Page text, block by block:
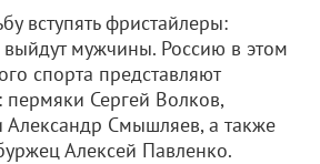
вступять фристайлеры:
выйдут мужчины. Россию в этом
спорта представляют
пермяки Сергей Волков,
Смышляев, а также
Алексей Павленко.